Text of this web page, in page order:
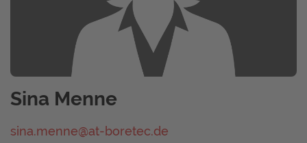
Sina Menne
sina.menne@at-boretec.de